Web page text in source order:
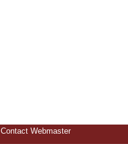
Contact Webmaster